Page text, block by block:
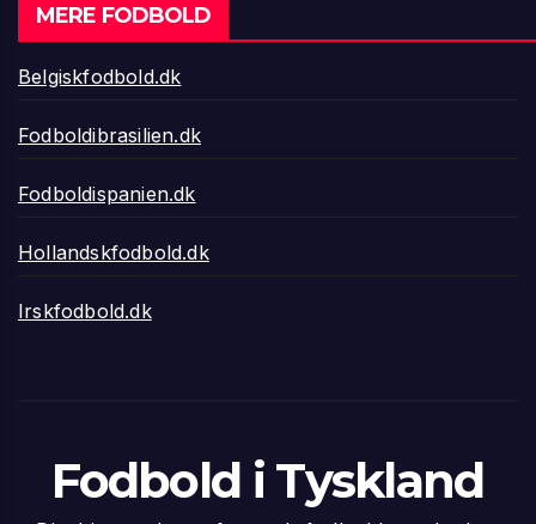
MERE FODBOLD
Belgiskfodbold.dk
Fodboldibrasilien.dk
Fodboldispanien.dk
Hollandskfodbold.dk
Irskfodbold.dk
Fodbold i Tyskland